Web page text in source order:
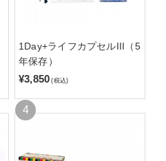
1Day+ライフカプセルIII（5
年保存）
¥3,850 (税込)